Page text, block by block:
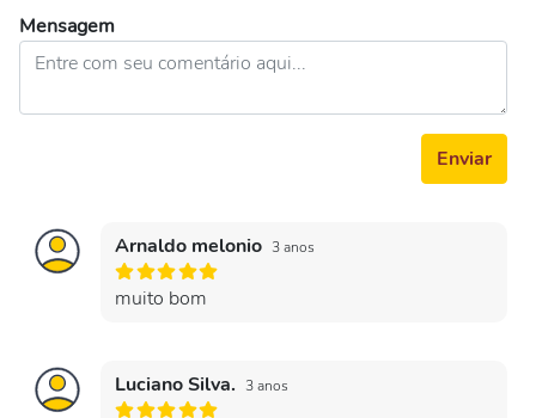
Mensagem
Enviar
Arnaldo melonio 3 anos
muito bom
Luciano Silva. 3 anos